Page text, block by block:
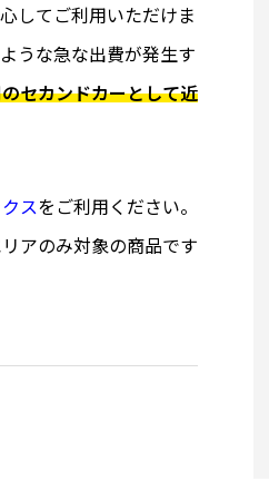
してご利用いただけま
うな急な出費が発生す
セカンドカーとして近
スをご利用ください。
アのみ対象の商品です